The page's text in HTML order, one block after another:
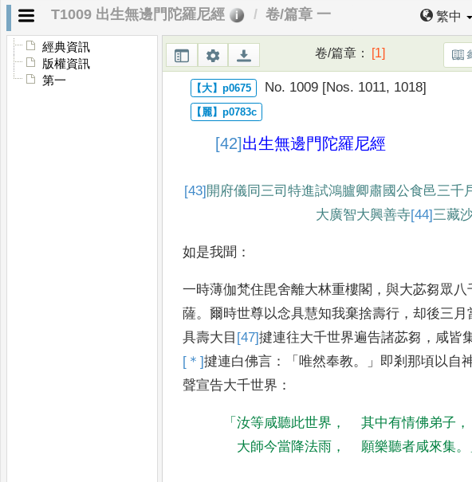
T1009 出生無邊門陀羅尼經 卷/篇章 一 繁中
經典資訊
版權資訊
第一
卷/篇章 ： [1]
No. 1009 [Nos. 1011, 1018]
[42]出生無邊門陀羅尼經
[43] 開府儀同三司特進試鴻臚卿肅國公食邑三千
大廣智大興善寺[44]三藏
如是我聞 ：
一時薄伽梵住毘舍離大林重樓閣 ， 與大苾芻眾八
薩。 爾時世尊以念具慧知我棄捨壽行 ， 却後三 月
具壽大目 [47]揵連往大千世界遍告諸苾芻 ， 咸皆
[＊]揵連白佛言 ：「 唯然奉教。」 即剎那頃以自
聲宣告大千世界 ：
「 汝等咸聽此世界 ， 其中有情佛弟子 ，
大師今當降法雨 ， 願樂聽者咸來集。